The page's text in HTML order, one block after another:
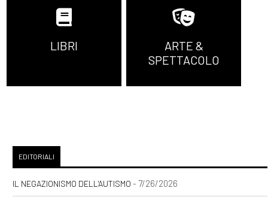
Maggio 2021
[31] Colette. Un sogno
LIBRI
ARTE &
SPETTACOLO
EDITORIALI
IL NEGAZIONISMO DELL'AUTISMO - 7/26/2026